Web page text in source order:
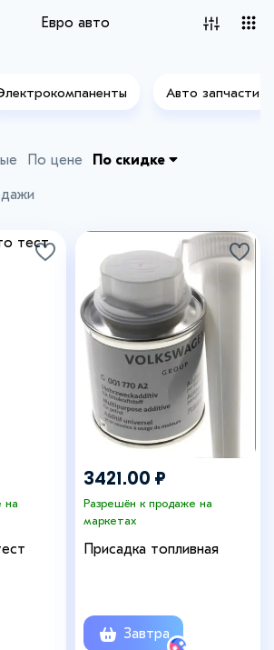
Евро авто
Авто запчасти
По цене По скидке
на
3421.00 ₽
Разрешён к продаже на
маркетах
Присадка топливная
Завтра